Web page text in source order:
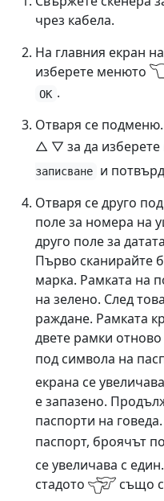
чрез кабела.
На главния екран
изберете менюто
OK .
Отваря се
△ ▽ за да
записване
и
Отваря се друго
поле за номера на
друго поле за
Първо сканирайте
марка. Рамката на
на зелено. След
раждане. Рамката
двете рамки
под символа на
екрана се
е запазено.
паспорти на
паспорт, броячът
се увеличава с
стадото
също